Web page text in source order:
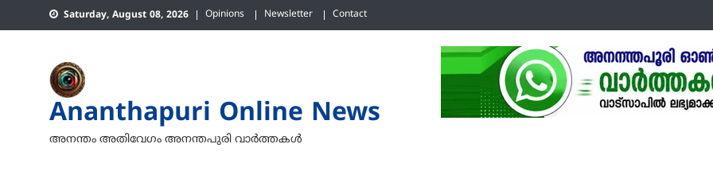
to
Saturday, August 08, 2026 Opinions Newsletter Contact
Ananthapuri Online News
അനന്തം അതിവേഗം അനന്തപുരി വാര്‍ത്തകള്‍